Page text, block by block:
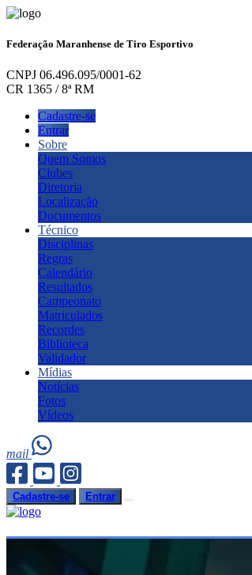
Federação Maranhense de Tiro Esportivo
CNPJ 06.496.095/0001-62
CR 1365 / 8ª RM
Cadastre-se
Entrar
Sobre
Quem Somos
Clubes
Diretoria
Localização
Documentos
Técnico
Disciplinas
Regras
Calendário
Resultados
Campeonato
Matriculados
Recordes
Biblioteca
Validador
Mídias
Notícias
Fotos
Vídeos
mail
Cadastre-se Entrar